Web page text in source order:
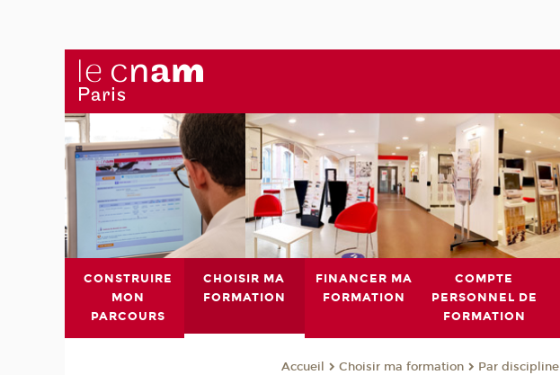
CONSTRUIRE
MON
PARCOURS
CHOISIR MA
FORMATION
FINANCER MA
FORMATION
COMPTE
PERSONNEL DE
FORMATION
Accueil Choisir ma formation Par discipline